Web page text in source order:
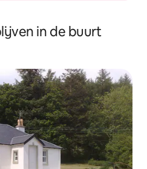
in de buurt